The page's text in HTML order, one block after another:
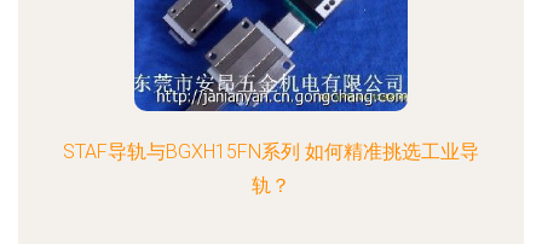
STAF导轨与BGXH15FN系列 如何精准挑选工业导
轨？